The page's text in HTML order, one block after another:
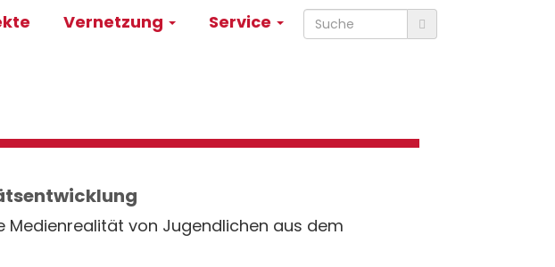
Vernetzung Service
Medienrealität von Jugendlichen aus dem